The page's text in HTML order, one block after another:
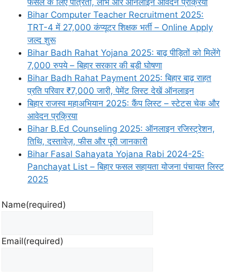
Bihar Computer Teacher Recruitment 2025:
TRT-4 में 27,000 कंप्यूटर शिक्षक भर्ती – Online Apply
जल्द शुरू
Bihar Badh Rahat Yojana 2025: बाढ़ पीड़ितों को मिलेंगे
7,000 रुपये – बिहार सरकार की बड़ी घोषणा
Bihar Badh Rahat Payment 2025: बिहार बाढ़ राहत
प्रति परिवार ₹7,000 जारी, पेमेंट लिस्ट देखें ऑनलाइन
बिहार राजस्व महाअभियान 2025: कैंप लिस्ट – स्टेटस चेक और
आवेदन प्रक्रिया
Bihar B.Ed Counseling 2025: ऑनलाइन रजिस्ट्रेशन,
तिथि, दस्तावेज़, फीस और पूरी जानकारी
Bihar Fasal Sahayata Yojana Rabi 2024-25:
Panchayat List – बिहार फसल सहायता योजना पंचायत लिस्ट
2025
Name(required)
Email(required)